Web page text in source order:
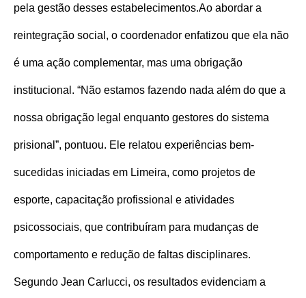
pela gestão desses estabelecimentos.Ao abordar a
reintegração social, o coordenador enfatizou que ela não
é uma ação complementar, mas uma obrigação
institucional. “Não estamos fazendo nada além do que a
nossa obrigação legal enquanto gestores do sistema
prisional”, pontuou. Ele relatou experiências bem-
sucedidas iniciadas em Limeira, como projetos de
esporte, capacitação profissional e atividades
psicossociais, que contribuíram para mudanças de
comportamento e redução de faltas disciplinares.
Segundo Jean Carlucci, os resultados evidenciam a